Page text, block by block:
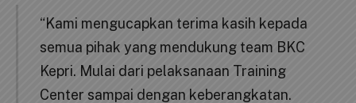
“Kami mengucapkan terima kasih kepada
semua pihak yang mendukung team BKC
Kepri. Mulai dari pelaksanaan Training
Center sampai dengan keberangkatan.